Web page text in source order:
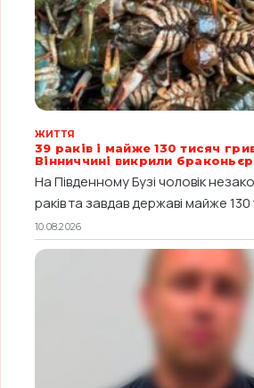
ЖИТТЯ
39 раків і майже 130 тисяч
Вінниччині викрили
На Південному Бузі чоловік
раків та завдав державі майже 130
10.08.2026